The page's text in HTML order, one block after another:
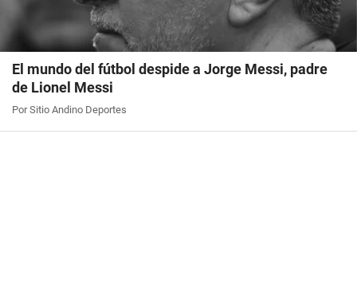
El mundo del fútbol despide a Jorge Messi, padre
de Lionel Messi
Por Sitio Andino Deportes